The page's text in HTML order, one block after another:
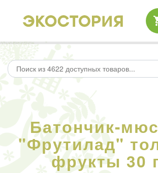
Батончик-
"Фрутилад"
фрукты 30